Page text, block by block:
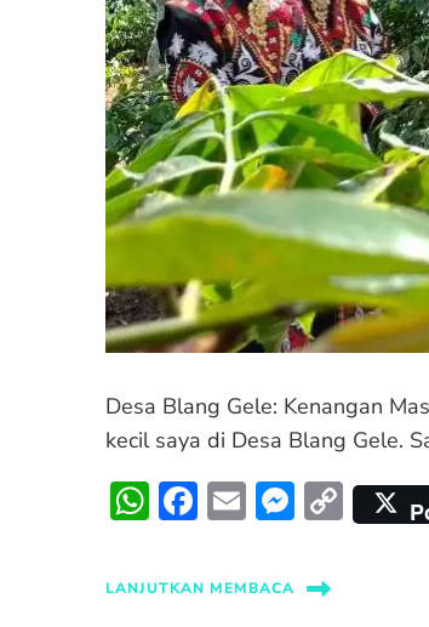
Desa Blang Gele: Kenangan
kecil saya di Desa Blang Gele.
WhatsApp
Facebook
Email
Link
LANJUTKAN MEMBACA